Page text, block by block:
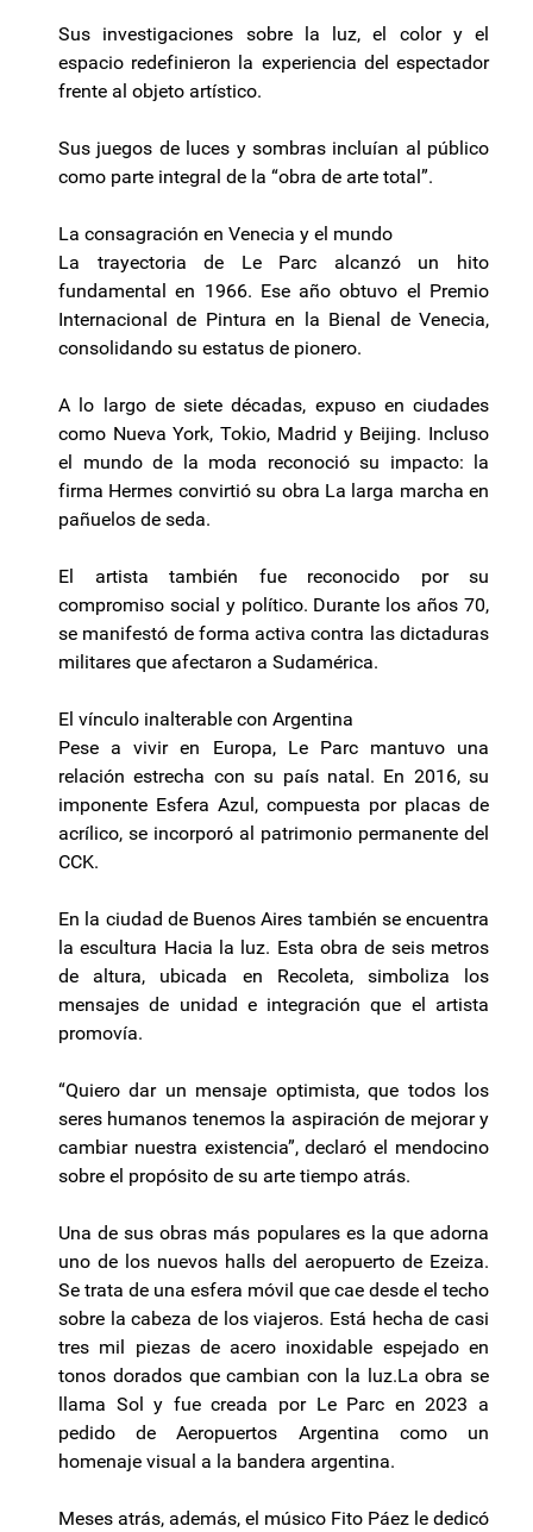
Sus investigaciones sobre la luz, el color y el
espacio redefinieron la experiencia del espectador
frente al objeto artístico.
Sus juegos de luces y sombras incluían al público
como parte integral de la “obra de arte total”.
La consagración en Venecia y el mundo
La trayectoria de Le Parc alcanzó un hito
fundamental en 1966. Ese año obtuvo el Premio
Internacional de Pintura en la Bienal de Venecia,
consolidando su estatus de pionero.
A lo largo de siete décadas, expuso en ciudades
como Nueva York, Tokio, Madrid y Beijing. Incluso
el mundo de la moda reconoció su impacto: la
firma Hermes convirtió su obra La larga marcha en
pañuelos de seda.
El artista también fue reconocido por su
compromiso social y político. Durante los años 70,
se manifestó de forma activa contra las dictaduras
militares que afectaron a Sudamérica.
El vínculo inalterable con Argentina
Pese a vivir en Europa, Le Parc mantuvo una
relación estrecha con su país natal. En 2016, su
imponente Esfera Azul, compuesta por placas de
acrílico, se incorporó al patrimonio permanente del
CCK.
En la ciudad de Buenos Aires también se encuentra
la escultura Hacia la luz. Esta obra de seis metros
de altura, ubicada en Recoleta, simboliza los
mensajes de unidad e integración que el artista
promovía.
“Quiero dar un mensaje optimista, que todos los
seres humanos tenemos la aspiración de mejorar y
cambiar nuestra existencia”, declaró el mendocino
sobre el propósito de su arte tiempo atrás.
Una de sus obras más populares es la que adorna
uno de los nuevos halls del aeropuerto de Ezeiza.
Se trata de una esfera móvil que cae desde el techo
sobre la cabeza de los viajeros. Está hecha de casi
tres mil piezas de acero inoxidable espejado en
tonos dorados que cambian con la luz.La obra se
llama Sol y fue creada por Le Parc en 2023 a
pedido de Aeropuertos Argentina como un
homenaje visual a la bandera argentina.
Meses atrás, además, el músico Fito Páez le dedicó